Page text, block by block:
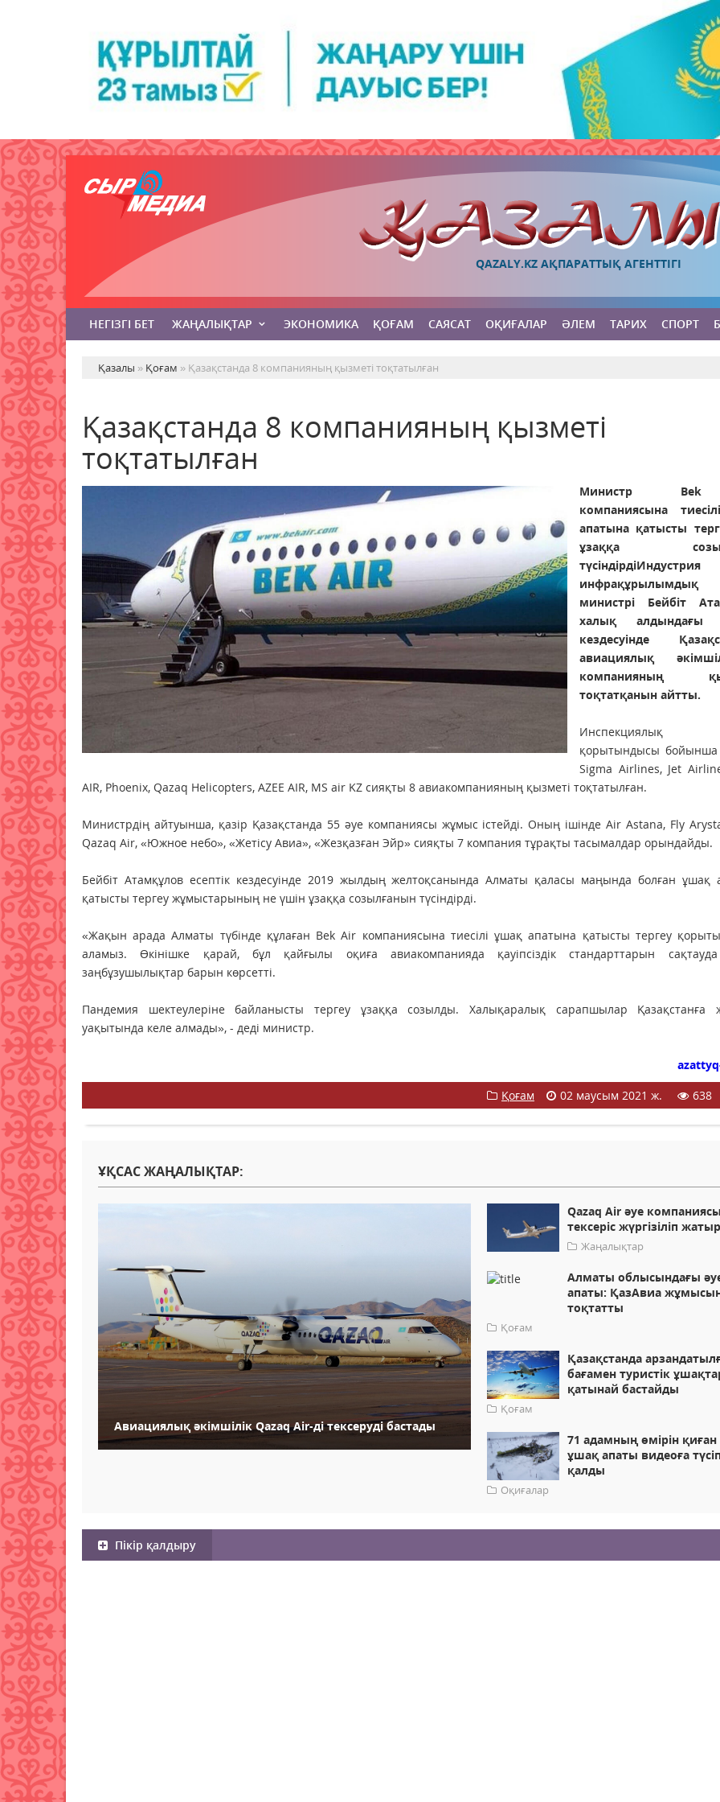
QAZALY.KZ АҚПАРАТТЫҚ АГЕНТТІГІ
НЕГІЗГІ БЕТ ЖАҢАЛЫҚТАР ЭКОНОМИКА ҚОҒАМ САЯСАТ ОҚИҒАЛАР ӘЛЕМ ТАРИХ СПОРТ
Қазалы » Қоғам » Қазақстанда 8 компанияның қызметі тоқтатылған
Қазақстанда 8 компанияның қызметі
тоқтатылған
Министр
компаниясына
апатына қатысты
ұзаққа
министрі Бейбіт
халық алдындағы
кездесуінде
авиациялық
компанияның
тоқтатқанын айтты.
Инспекциялық
қорытындысы бойынша
Sigma Airlines, Jet
AIR, Phoenix, Qazaq Helicopters, AZEE AIR, MS air KZ сияқты 8 авиакомпанияның қызметі тоқтатылған.
Министрдің айтуынша, қазір Қазақстанда 55 әуе компаниясы жұмыс істейді. Оның ішінде Air Astana, Fly
Qazaq Air, «Южное небо», «Жетісу Авиа», «Жезқазған Эйр» сияқты 7 компания тұрақты тасымалдар орындайды.
Бейбіт Атамқұлов есептік кездесуінде 2019 жылдың желтоқсанында Алматы қаласы маңында болған ұшақ
қатысты тергеу жұмыстарының не үшін ұзаққа созылғанын түсіндірді.
«Жақын арада Алматы түбінде құлаған Bek Air компаниясына тиесілі ұшақ апатына қатысты тергеу
аламыз. Өкінішке қарай, бұл қайғылы оқиға авиакомпанияда қауіпсіздік стандарттарын сақтауда
заңбұзушылықтар барын көрсетті.
Пандемия шектеулеріне байланысты тергеу ұзаққа созылды. Халықаралық сарапшылар Қазақстанға
уақытында келе алмады», - деді министр.
Қоғам
02 маусым 2021 ж. 638
ҰҚСАС ЖАҢАЛЫҚТАР:
Авиациялық әкімшілік Qazaq Air-ді тексеруді бастады
Qazaq Air әуе
тексеріс жүргізіліп жатыр
Жаңалықтар
Алматы облысындағы
апаты: ҚазАвиа
тоқтатты
Қоғам
Қазақстанда
бағамен туристік
қатынай бастайды
Қоғам
71 адамның өмірін қиған
ұшақ апаты видеоға түсіп
қалды
Оқиғалар
Пікір қалдыру